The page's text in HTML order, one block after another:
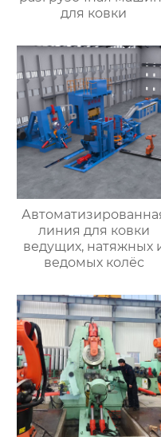
для ковки
линия для ковки
ведущих, натяжных
ведомых колёс